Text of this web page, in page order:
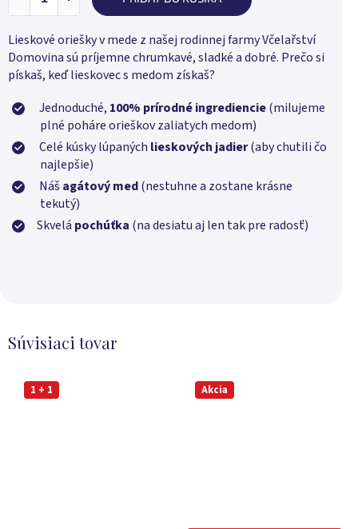
Lieskové oriešky v mede z našej rodinnej farmy Včelařství
Domovina sú príjemne chrumkavé, sladké a dobré. Prečo si
pískaš, keď lieskovec s medom získaš?
Jednoduché, 100% prírodné ingrediencie(milujeme
plné poháre orieškov zaliatych medom)
Celé kúsky lúpaných lieskových jadier(aby chutili čo
najlepšie)
Náš agátový med(nestuhne a zostane krásne
tekutý)
Skvelá pochúťka (na desiatu aj len tak pre radosť)
Súvisiaci tovar
1 + 1 Akcia